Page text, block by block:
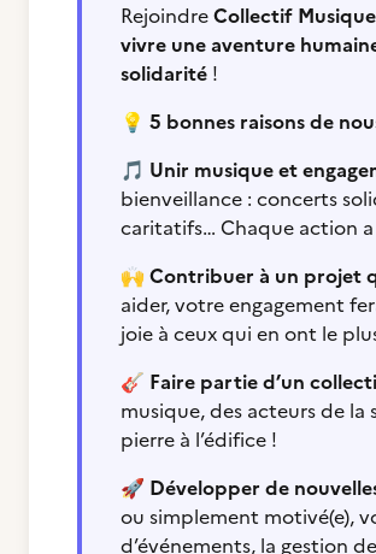
RejoindreCollectif
vivre une aventure
solidarité !
💡 5 bonnes raisons de
🎵 Unir musique et
bienveillance : concerts
caritatifs… Chaque action
🙌 Contribuer à un projet
aider, votre engagement
joie à ceux qui en ont le
🎸 Faire partie d’un
musique, des acteurs de
pierre à l’édifice !
🚀 Développer de
ou simplement motivé(e),
d’événements, la gestion